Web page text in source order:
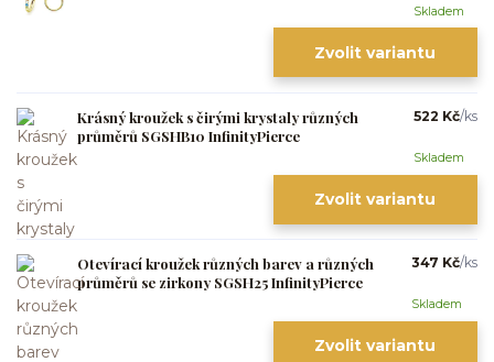
Skladem
Zvolit variantu
Krásný kroužek s čirými krystaly různých
průměrů SGSHB10 InfinityPierce
522 Kč/ks
Skladem
Zvolit variantu
Otevírací kroužek různých barev a různých
průměrů se zirkony SGSH25 InfinityPierce
347 Kč/ks
Skladem
Zvolit variantu